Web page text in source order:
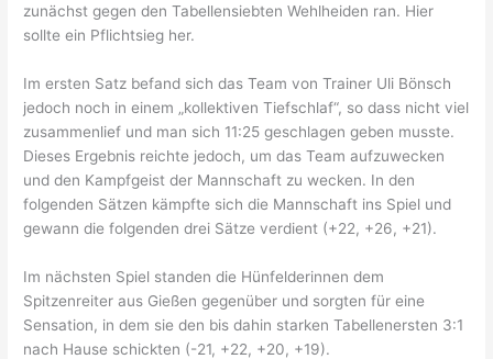
zunächst gegen den Tabellensiebten Wehlheiden ran. Hier
sollte ein Pflichtsieg her.
Im ersten Satz befand sich das Team von Trainer Uli Bönsch
jedoch noch in einem „kollektiven Tiefschlaf“, so dass nicht viel
zusammenlief und man sich 11:25 geschlagen geben musste.
Dieses Ergebnis reichte jedoch, um das Team aufzuwecken
und den Kampfgeist der Mannschaft zu wecken. In den
folgenden Sätzen kämpfte sich die Mannschaft ins Spiel und
gewann die folgenden drei Sätze verdient (+22, +26, +21).
Im nächsten Spiel standen die Hünfelderinnen dem
Spitzenreiter aus Gießen gegenüber und sorgten für eine
Sensation, in dem sie den bis dahin starken Tabellenersten 3:1
nach Hause schickten (-21, +22, +20, +19).